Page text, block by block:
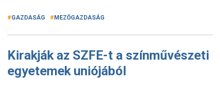
GAZDASÁG MEZŐGAZDASÁG
Kirakják az SZFE-t a színművészeti
egyetemek uniójából